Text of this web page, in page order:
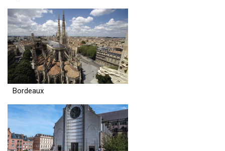
Bordeaux